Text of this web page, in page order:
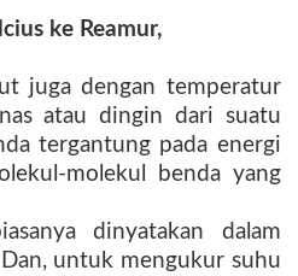
ke Reamur,
juga dengan temperatur
atau dingin dari suatu
tergantung pada energi
molekul benda yang
dinyatakan dalam
untuk mengukur suhu